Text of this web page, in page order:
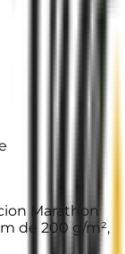
Marathon
de 200 g/m²,